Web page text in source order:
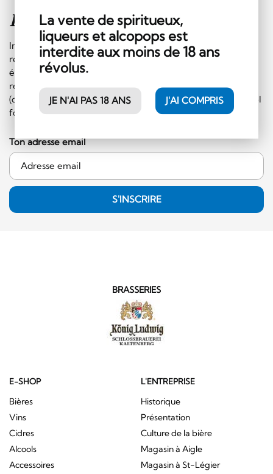
La vente de spiritueux,
liqueurs et alcopops est
interdite aux moins de 18 ans
révolus.
JE N'AI PAS 18 ANS J'AI COMPRIS
Inscription à lanewsletter
Inscrivez-vous sans plus tarder à notre newsletter et
recevez régulièrement les informations sur les
événements et les offres spéciales. En plus, vous
recevrez un bon de CHF 10.- à faire valoir sur le shop
(commande minimale de 50.- CHF et hors catégorie alcool
fort)!
Ton adresse email
S'INSCRIRE
BRASSERIES
E-SHOP
Bières
Vins
Cidres
Alcools
Accessoires
L'ENTREPRISE
Historique
Présentation
Culture de la bière
Magasin à Aigle
Magasin à St-Légier